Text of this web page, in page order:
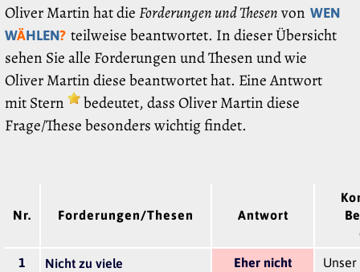
Oliver Martin hat dieForderungen und Thesenvon WEN
WÄHLEN? teilweise beantwortet. In dieser Übersicht
sehen Sie alle Forderungen und Thesen und wie
Oliver Martin diese beantwortet hat. Eine Antwort
mit Stern
bedeutet, dass Oliver Martin diese
Frage/These besonders wichtig findet.
Nr. Forderungen/Thesen Antwort
1
Nicht zu viele
Eher nicht
Unser